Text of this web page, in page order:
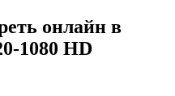
онлайн в
1080 HD